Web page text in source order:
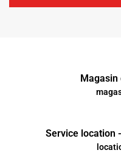
Magasin
Service location